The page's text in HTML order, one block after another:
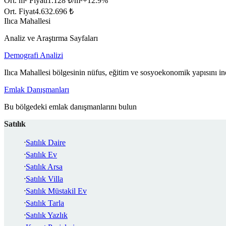
Ort. Fiyat4.632.696 ₺
Ilıca Mahallesi
Analiz ve Araştırma Sayfaları
Demografi Analizi
Ilıca Mahallesi bölgesinin nüfus, eğitim ve sosyoekonomik yapısını
Emlak Danışmanları
Bu bölgedeki emlak danışmanlarını bulun
Satılık
Satılık Daire
Satılık Ev
Satılık Arsa
Satılık Villa
Satılık Müstakil Ev
Satılık Tarla
Satılık Yazlık